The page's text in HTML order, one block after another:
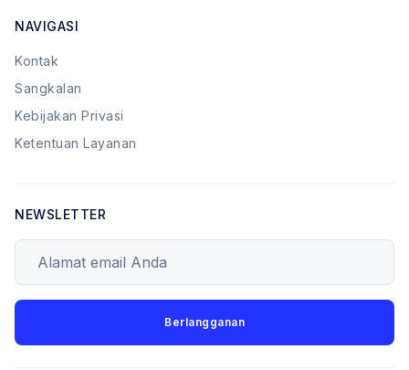
NAVIGASI
Kontak
Sangkalan
Kebijakan Privasi
Ketentuan Layanan
NEWSLETTER
Alamat email Anda
Berlangganan